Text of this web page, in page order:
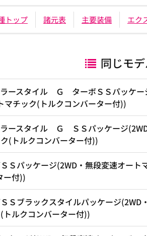
トップ 諸元表 主要装備 エク
同じモ
ースタイル Ｇ ターボＳＳパッケー
マチック(トルクコンバーター付))
ースタイル Ｇ ＳＳパッケージ
(トルクコンバーター付))
パッケージ(2WD・無段変速オート
ー付))
ブラックスタイルパッケージ(2WD
ルクコンバーター付))